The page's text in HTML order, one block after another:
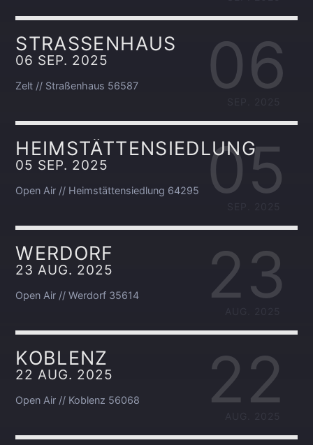
06
STRASSENHAUS
06 SEP. 2025
Zelt // Straßenhaus 56587
05
HEIMSTÄTTENSIEDLUNG
05 SEP. 2025
Open Air // Heimstättensiedlung 64295
23
WERDORF
23 AUG. 2025
Open Air // Werdorf 35614
22
KOBLENZ
22 AUG. 2025
Open Air // Koblenz 56068